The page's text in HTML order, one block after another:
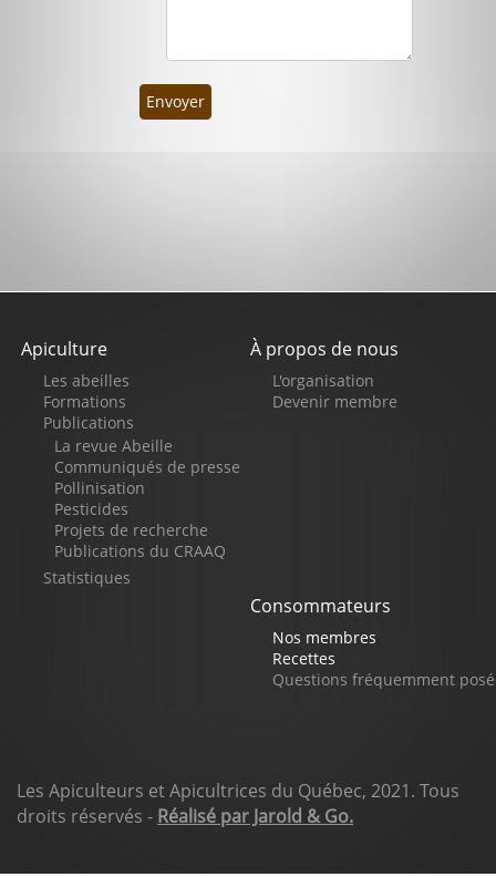
Envoyer
Pied
de
page
À propos de nous
L'organisation
Devenir membre
Apiculture
Les abeilles
Formations
Publications
La revue Abeille
Communiqués de presse
Pollinisation
Pesticides
Projets de recherche
Publications du CRAAQ
Statistiques
Consommateurs
Nos membres
Recettes
Questions fréquemment
Les Apiculteurs et Apicultrices du Québec, 2021. Tous
droits réservés - Réalisé par Jarold & Go.